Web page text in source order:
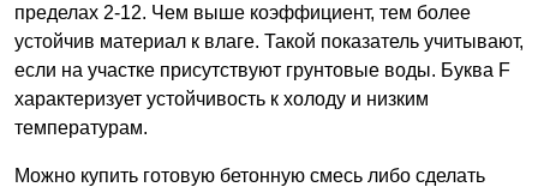
пределах 2-12. Чем выше коэффициент, тем более
устойчив материал к влаге. Такой показатель учитывают,
если на участке присутствуют грунтовые воды. Буква F
характеризует устойчивость к холоду и низким
температурам.
Можно купить готовую бетонную смесь либо сделать